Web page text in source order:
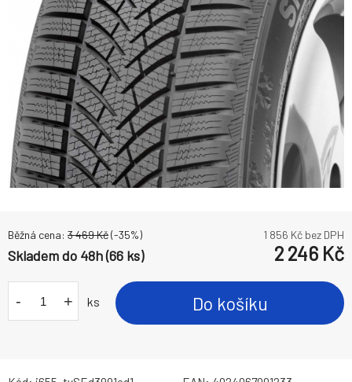
Běžná cena: 3 469Kč(-35%) 1 856 Kč bez DPH
Skladem do 48h (66 ks) 2 246 Kč
- + ks Do košíku